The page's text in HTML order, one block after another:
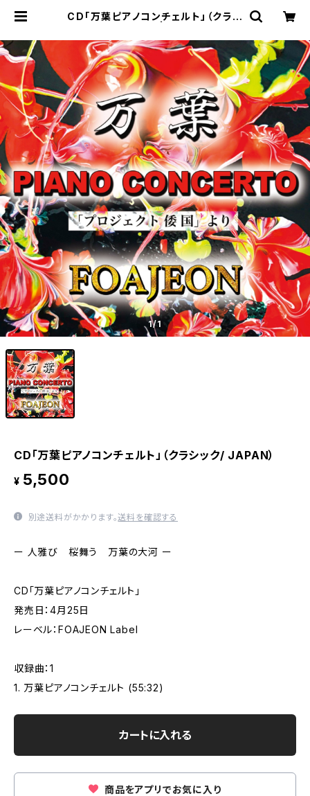
CD「万葉ピアノコンチェルト」（クラシ
1/1
CD「万葉ピアノコンチェルト」（クラシック/ JAPAN）
¥ 5,500
別途送料がかかります。送料を確認する
ー 人雅び 桜舞う 万葉の大河 ー
CD「万葉ピアノコンチェルト」
発売日：4月25日
レーベル：FOAJEON Label
収録曲：1
1. 万葉ピアノコンチェルト (55:32)
カートに入れる
商品をアプリでお気に入り